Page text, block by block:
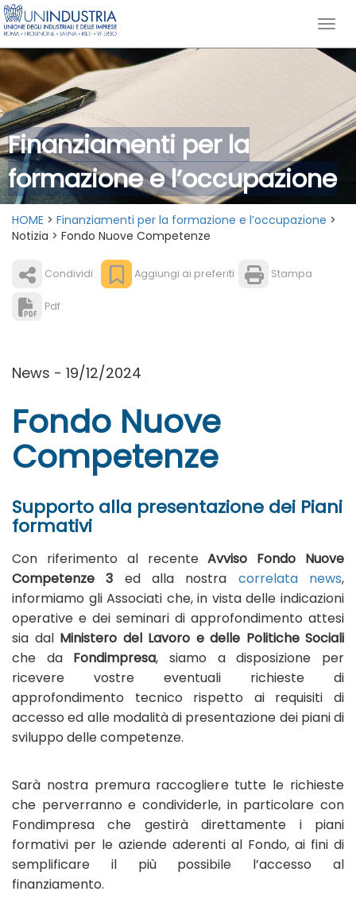
Finanziamenti per la
formazione e l’occupazione
HOME > Finanziamenti per la formazione e l’occupazione >
Notizia > Fondo Nuove Competenze
Condividi Aggiungi ai preferiti Stampa
Pdf
News - 19/12/2024
Fondo Nuove
Competenze
Supporto alla presentazione dei Piani
formativi
Con riferimento al recenteAvviso Fondo Nuove
Competenze 3 ed alla nostra correlata news,
informiamo gli Associati che, in vista delle indicazioni
operative e dei seminari di approfondimento attesi
sia dal Ministero del Lavoro e delle Politiche Sociali
che da Fondimpresa, siamo a disposizione per
ricevere vostre eventuali richieste di
approfondimento tecnico rispetto ai requisiti di
accesso ed alle modalità di presentazione dei piani di
sviluppo delle competenze.
Sarà nostra premura raccogliere tutte le richieste
che perverranno e condividerle, in particolare con
Fondimpresa che gestirà direttamente i piani
formativi per le aziende aderenti al Fondo, ai fini di
semplificare il più possibile l’accesso al
finanziamento.